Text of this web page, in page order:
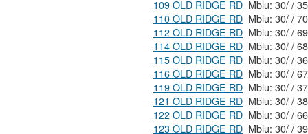
109 OLD RIDGE RD
110 OLD RIDGE RD
112 OLD RIDGE RD
114 OLD RIDGE RD
115 OLD RIDGE RD
116 OLD RIDGE RD
119 OLD RIDGE RD
121 OLD RIDGE RD
122 OLD RIDGE RD
123 OLD RIDGE RD